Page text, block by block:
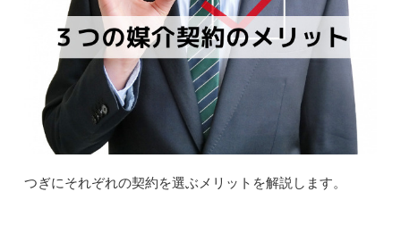
つぎにそれぞれの契約を選ぶメリットを解説します。